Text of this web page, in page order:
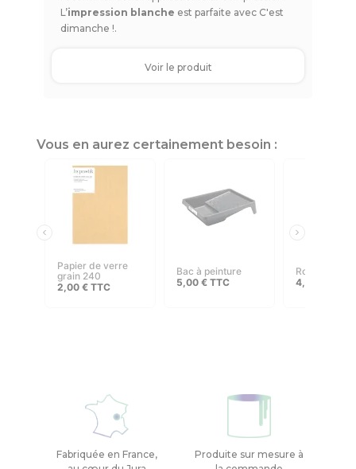
L’impression blanche est parfaite avec C'est
dimanche !.
Voir le produit
Vous en aurez certainement besoin :
papier de verre
grain 240
2,00 €TTC
bac à peinture
5,00 €TTC
rouleau 110
4,00
Fabriquée en France,
Produite sur mesure à